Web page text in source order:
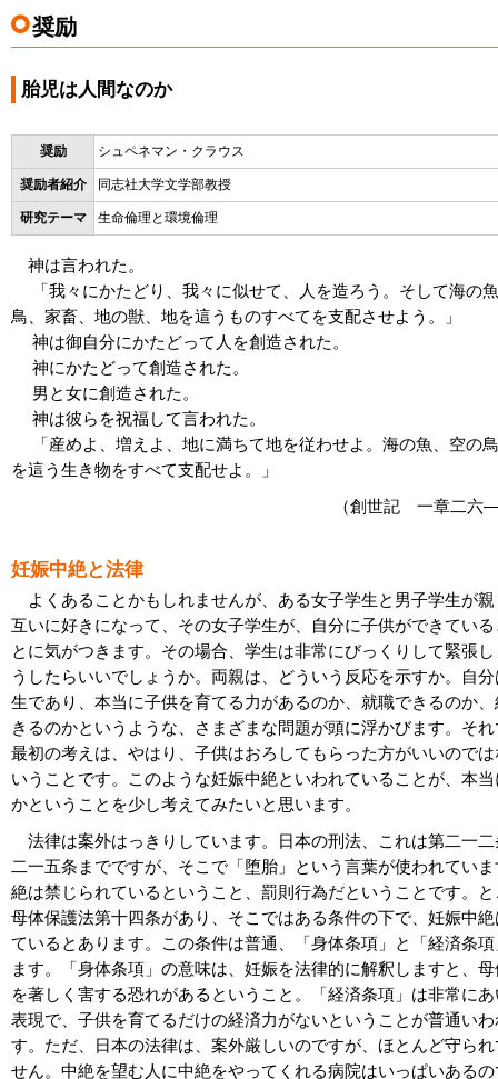
奨励
胎児は人間なのか
奨励 シュペネマン・クラウス
奨励者紹介 同志社大学文学部教授
研究テーマ 生命倫理と環境倫理
神は言われた。
「我々にかたどり、我々に似せて、人を造ろう。そして海の
鳥、家畜、地の獣、地を這うものすべてを支配させよう。」
神は御自分にかたどって人を創造された。
神にかたどって創造された。
男と女に創造された。
神は彼らを祝福して言われた。
「産めよ、増えよ、地に満ちて地を従わせよ。海の魚、空の
を這う生き物をすべて支配せよ。」
（創世記 一章二六
妊娠中絶と法律
よくあることかもしれませんが、ある女子学生と男子学生が
互いに好きになって、その女子学生が、自分に子供ができてい
とに気がつきます。その場合、学生は非常にびっくりして緊張
うしたらいいでしょうか。両親は、どういう反応を示すか。自
生であり、本当に子供を育てる力があるのか、就職できるのか
きるのかというような、さまざまな問題が頭に浮かびます。そ
最初の考えは、やはり、子供はおろしてもらった方がいいので
いうことです。このような妊娠中絶といわれていることが、本
かということを少し考えてみたいと思います。
法律は案外はっきりしています。日本の刑法、これは第二一
二一五条までですが、そこで「堕胎」という言葉が使われてい
絶は禁じられているということ、罰則行為だということです。
母体保護法第十四条があり、そこではある条件の下で、妊娠中
ているとあります。この条件は普通、「身体条項」と「経済条
ます。「身体条項」の意味は、妊娠を法律的に解釈しますと、
を著しく害する恐れがあるということ。「経済条項」は非常に
表現で、子供を育てるだけの経済力がないということが普通い
す。ただ、日本の法律は、案外厳しいのですが、ほとんど守ら
せん。中絶を望む人に中絶をやってくれる病院はいっぱいある